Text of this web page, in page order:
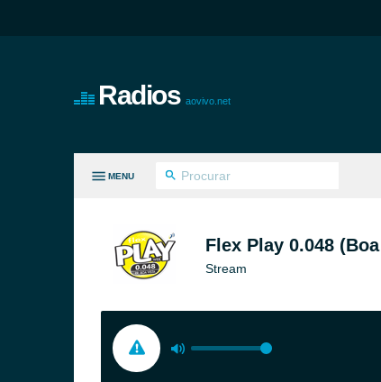
Radios aovivo.net
MENU
Flex Play 0.048
Stream